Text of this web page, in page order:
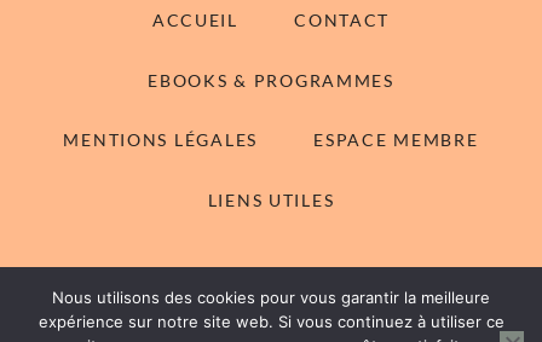
ACCUEIL CONTACT
EBOOKS & PROGRAMMES
MENTIONS LÉGALES ESPACE MEMBRE
LIENS UTILES
© 2014-2026 With Emilie - Tous droits réservés
Nous utilisons des cookies pour vous garantir la meilleure
expérience sur notre site web. Si vous continuez à utiliser ce